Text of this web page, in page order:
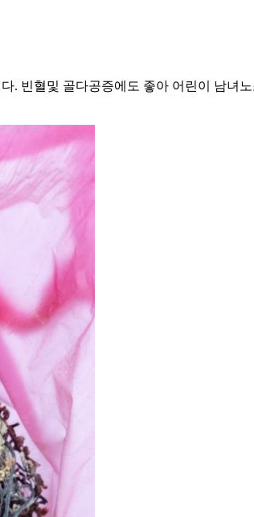
. 빈혈및 골다공증에도 좋아 어린이 남녀